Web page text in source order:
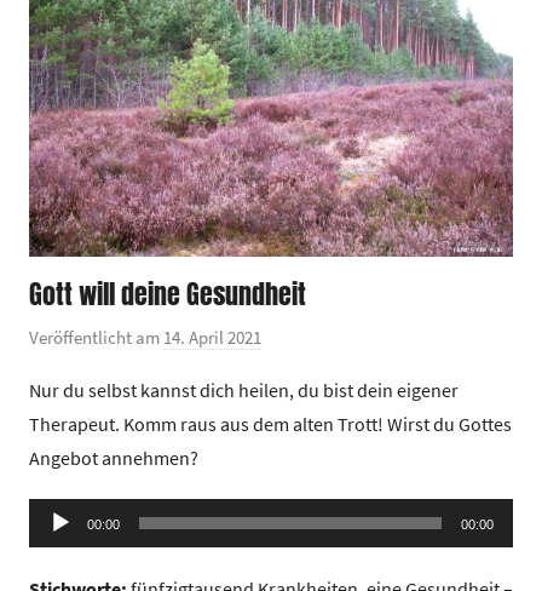
Gott will deine Gesundheit
Veröffentlicht am 14. April 2021
n
G
m
e
Nur du selbst kannst dich heilen, du bist dein eigener
Therapeut. Komm raus aus dem alten Trott! Wirst du Gottes
Angebot annehmen?
Audio-
Player
00:00 00:00